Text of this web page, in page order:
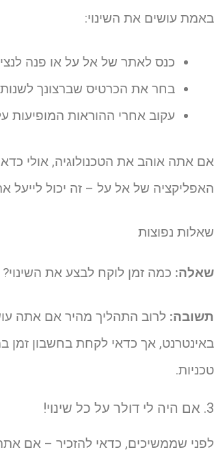
עושים את השינוי:
כנס לאתר של אל על או פנה
בחר את הכרטיס שברצונך לשנות.
עקוב אחרי ההוראות המופיעות
אתה אוהב את הטכנולוגיה, אולי
של אל על – זה יכול לייעל
נפוצות
כמה זמן לוקח לבצע את השינוי?
לרוב התהליך מהיר אם אתה
אך כדאי לקחת בחשבון זמן
שינוי!
שממשיכים, כדאי להזכיר – אם